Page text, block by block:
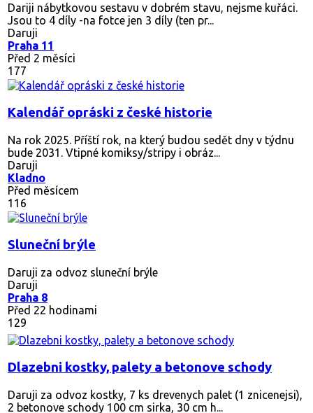
Dariji nábytkovou sestavu v dobrém stavu, nejsme kuřáci.
Jsou to 4 díly -na fotce jen 3 díly (ten pr...
Daruji
Praha 11
Před 2 měsíci
177
Kalendář opráski z české historie
Na rok 2025. Příští rok, na který budou sedět dny v týdnu
bude 2031. Vtipné komiksy/stripy i obráz...
Daruji
Kladno
Před měsícem
116
Sluneční brýle
Daruji za odvoz sluneční brýle
Daruji
Praha 8
Před 22 hodinami
129
Dlazebni kostky, palety a betonove schody
Daruji za odvoz kostky, 7 ks drevenych palet (1 znicenejsi),
2 betonove schody 100 cm sirka, 30 cm h...